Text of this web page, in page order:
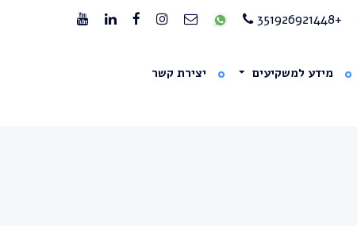
+351926921448
מידע למשקיעים יצירת קשר